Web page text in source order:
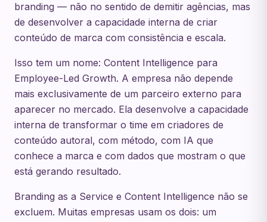
branding — não no sentido de demitir agências, mas
de desenvolver a capacidade interna de criar
conteúdo de marca com consistência e escala.
Isso tem um nome: Content Intelligence para
Employee-Led Growth. A empresa não depende
mais exclusivamente de um parceiro externo para
aparecer no mercado. Ela desenvolve a capacidade
interna de transformar o time em criadores de
conteúdo autoral, com método, com IA que
conhece a marca e com dados que mostram o que
está gerando resultado.
Branding as a Service e Content Intelligence não se
excluem. Muitas empresas usam os dois: um